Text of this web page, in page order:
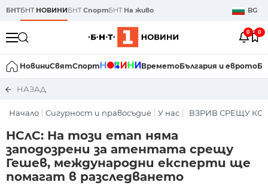
БНТБНТ НОВИНИБНТСпортБНТ На живо BG
0 0
НовиниСвятСпорт ВреметоБългария и еврото
НАЗАД
Начало Сигурност и правосъдие У нас ВЗРИВ СРЕЩУ
НСлС: На този етап няма
заподозрени за атентата срещу
Гешев, международни експерти ще
помагат в разследването